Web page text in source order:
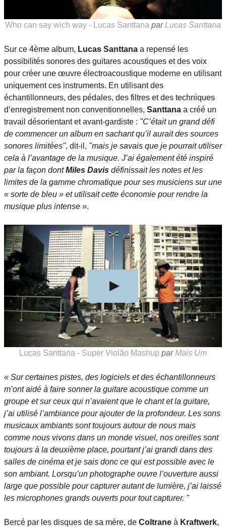
Who can say wich way - Lucas Santtana par Lucas Santtana
Sur ce 4ème album, Lucas Santtana a repensé les
possibilités sonores des guitares acoustiques et des voix
pour créer une œuvre électroacoustique moderne en utilisant
uniquement ces instruments. En utilisant des
échantillonneurs, des pédales, des filtres et des techniques
d’enregistrement non conventionnelles, Santtana a créé un
travail désorientant et avant-gardiste : "C’était un grand défi
de commencer un album en sachant qu’il aurait des sources
sonores limitées", dit-il, "mais je savais que je pourrait utiliser
cela à l’avantage de la musique. J’ai également été inspiré
par la façon dontMiles Davis définissait les notes et les
limites de la gamme chromatique pour ses musiciens sur une
« sorte de bleu » et utilisait cette économie pour rendre la
musique plus intense ».
Lucas Santtana - Super Violão Mashup par Mais Um
« Sur certaines pistes, des logiciels et des échantillonneurs
m’ont aidé à faire sonner la guitare acoustique comme un
groupe et sur ceux qui n’avaient que le chant et la guitare,
j’ai utilisé l’ambiance pour ajouter de la profondeur. Les sons
musicaux ambiants sont toujours autour de nous mais
comme nous vivons dans un monde visuel, nos oreilles sont
toujours à la deuxième place, pourtant j’ai grandi dans des
salles de cinéma et je sais donc ce qui est possible avec le
son ambiant. Lorsqu’un photographe ouvre l’ouverture aussi
large que possible pour capturer autant de lumière, j’ai laissé
les microphones grands ouverts pour tout capturer. "
Bercé par les disques de sa mère, de Coltrane à Kraftwerk,